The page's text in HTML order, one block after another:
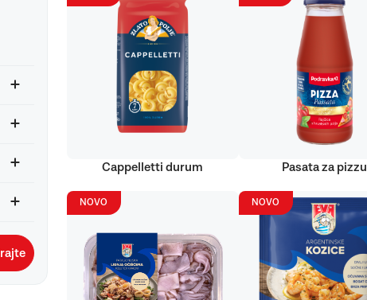
Cappelletti durum Pasata za pizzu
NOVO NOVO